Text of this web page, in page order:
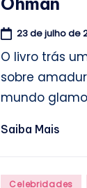
23 de julho de
O livro trás
sobre
mundo
Saiba Mais
Posted
Celebridades